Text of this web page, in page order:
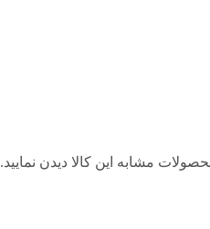
مشابه این کالا دیدن نمایید.